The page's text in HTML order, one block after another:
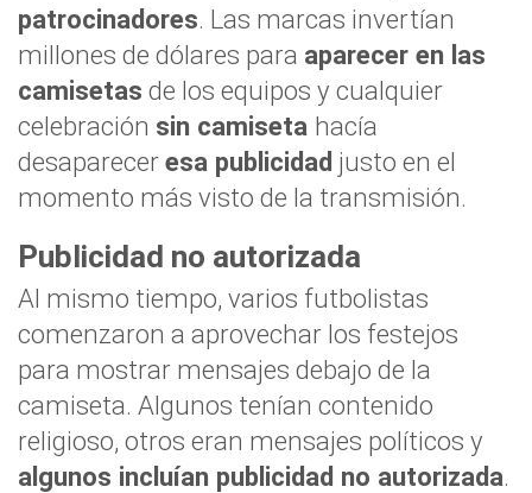
patrocinadores. Las marcas invertían
millones de dólares para aparecer en las
camisetas de los equipos y cualquier
celebración sin camiseta hacía
desapareceresa publicidad justo en el
momento más visto de la transmisión.
Publicidad no autorizada
Al mismo tiempo, varios futbolistas
comenzaron a aprovechar los festejos
para mostrar mensajes debajo de la
camiseta. Algunos tenían contenido
religioso, otros eran mensajes políticos y
algunos incluían publicidad no autorizada.